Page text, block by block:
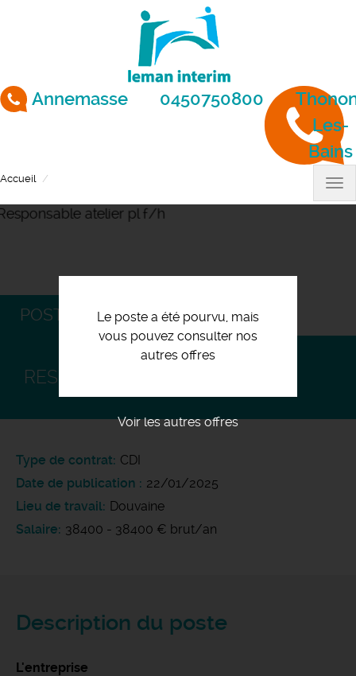
Annemasse 0450750800
Les-
Bains
Accueil
Le poste a été pourvu, mais
vous pouvez consulter nos
autres offres
Voir les autres offres
POSTULEZ
RESPONSABLE ATELIER PL F/H
Type de contrat CDI
Date de publication
22/01/2025
Lieu de travail Douvaine
Salaire 38400 - 38400 € brut/an
Description du poste
L'entreprise